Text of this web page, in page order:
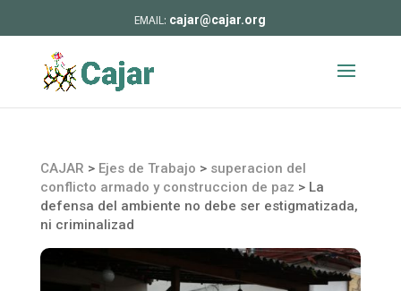
cajar@cajar.org
CAJAR > Ejes de Trabajo > superacion del
conflicto armado y construccion de paz > La
defensa del ambiente no debe ser estigmatizada,
ni criminalizad